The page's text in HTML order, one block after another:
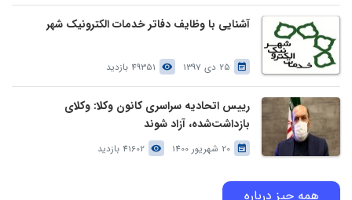
آشنایی با وظایف دفاتر خدمات الکترونیک شهر
25 دی 1397 49351 بازدید
رییس اتحادیه سراسری کانون وکلا: وکلای
بازداشت‌شده، آزاد شوند
20 شهریور 1400 41602 بازدید
همه چیز درباره